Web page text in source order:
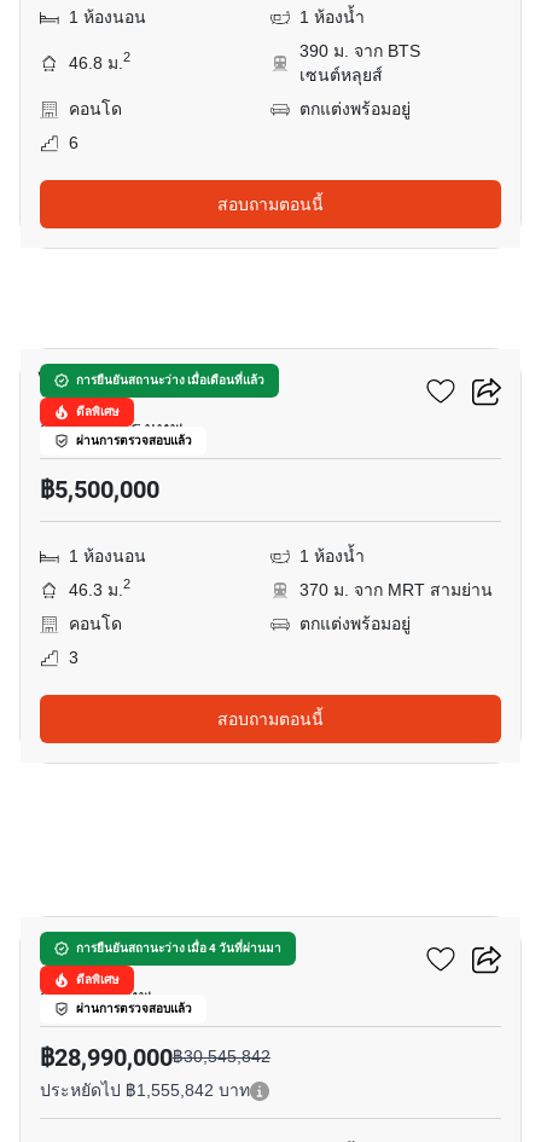
1 ห้องนอน 1 ห้องน้ำ
46.8 ม.2
390 ม. จาก BTS
เซนต์หลุยส์
คอนโด
ตกแต่งพร้อมอยู่
6
สอบถามตอนนี้
การยืนยันสถานะว่าง เมื่อเดือนที่แล้ว
ดีลพิเศษ
ผ่านการตรวจสอบแล้ว
ไซมิส สุรวงศ์
สี่พระยา, กรุงเทพ
฿5,500,000
1 ห้องนอน
1 ห้องน้ำ
46.3 ม.2
370 ม. จาก MRT สามย่าน
คอนโด
ตกแต่งพร้อมอยู่
3
สอบถามตอนนี้
การยืนยันสถานะว่าง เมื่อ 4 วันที่ผ่านมา
ดีลพิเศษ
ผ่านการตรวจสอบแล้ว
ดุสิต เซ็นทรัล พาร์ค
สีลม, กรุงเทพ
฿28,990,000฿30,545,842
ประหยัดไป ฿1,555,842 บาท